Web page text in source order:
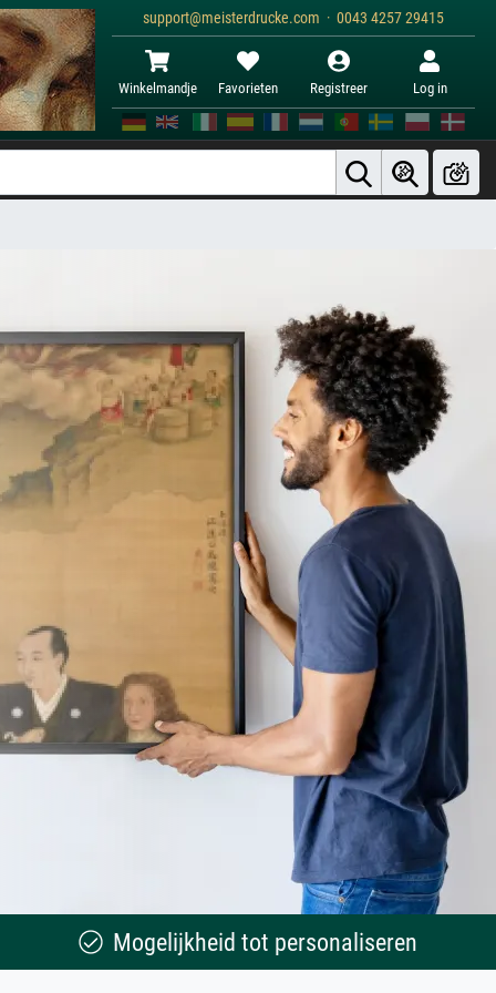
support@meisterdrucke.com · 0043 4257 29415
Winkelmandje Favorieten Registreer Log in
Mogelijkheid tot personaliseren